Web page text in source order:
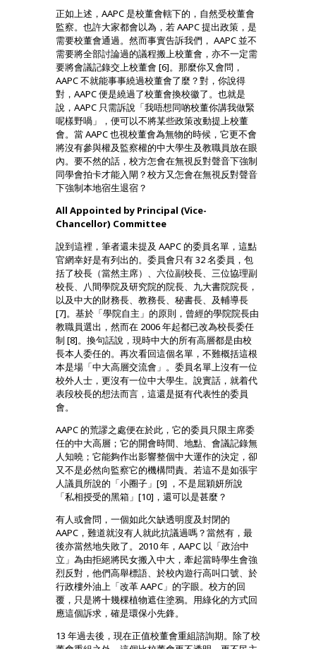
正如上述，AAPC 是校董會轄下的，自然受校董會
監察。也許大家都會以為，若 AAPC 提出政策，是
需要校董會通過。然而事實告訴我們， AAPC 並不
需要將全部討論過的議程搬上校董會，亦不一定需
要將會議記錄交上校董會 [6]。那麼你又會問，
AAPC 不就能事事繞過校董會了麼？對，你說得
對，AAPC 便是繞過了校董會換校徽了。也就是
說，AAPC 只需訴說「我唔想同啲校董你講我做緊
呢樣野喎」，便可以不將某些政策改動提上校董
會。當 AAPC 也視校董會為無物的時候，它更不會
將沒有參與權及監察權的中大學生及教職員放在眼
內。要不然的話，校方怎會在無視反對聲音下強制
同學會拍卡才能入閘？校方又怎會在無視反對聲音
下強制本地宿生退宿？
All Appointed by Principal (Vice-
Chancellor) Committee
說到這裡，筆者還未提及 AAPC 的委員名單，這點
官網幸好是有列出的。委員會只有 32 名委員，包
括了校長（當然主席）、六位副校長、三位協理副
校長、八間學院及研究院的院長、九大書院院長，
以及中大的財務長、教務長、秘書長、及輔導長
[7]。基於「學院自主」的原則，曾經的學院院長由
教職員選出，然而在 2006 年起都已改為校長委任
制 [8]。換句話說，現時中大的所有高層都是由校
長本人委任的。再次看回這個名單，不難概括這根
本是場「中大高層交流會」。委員名單上沒有一位
校外人士，更沒有一位中大學生。說實話，就着代
表段校長的想法而言，這還是挺有代表性的委員
會。
AAPC 的荒謬之處便在於此，它的委員只限主席委
任的中大高層；它的開會時間、地點、會議記錄無
人知曉；它能夠作出影響整個中大運作的決定，卻
又不是必然向監察它的機構問責。若這不是如張宇
人議員所說的「小圈子」[9] ，不是屈穎妍所說
「私相授受的黑箱」[10]，還可以是甚麼？
有人或會問，一個如此欠缺透明度及封閉的
AAPC，難道就沒有人就此抗議過嗎？當然有，最
後亦當然地失敗了。2010 年，AAPC 以「政治中
立」為由拒絕將民女搬入中大，牽起當時學生會強
烈反對，他們高舉標語、於校內遊行高叫口號、於
行政樓外油上「改革 AAPC」的字眼。校方的回
覆，只是將十幾棵植物遮住塗鴉。用綠化的方式回
應這個訴求，確是環保小先鋒。
13 年過去後，現在正值校董會重組諮詢期。除了校